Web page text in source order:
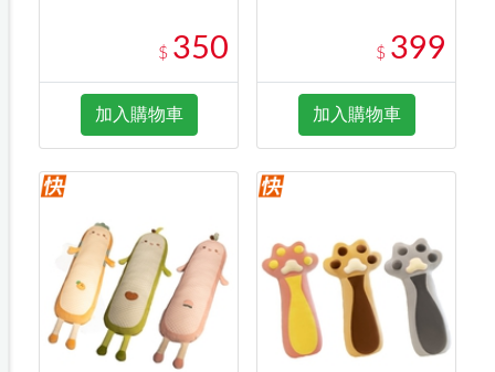
$ 350
加入購物車
$ 399
加入購物車